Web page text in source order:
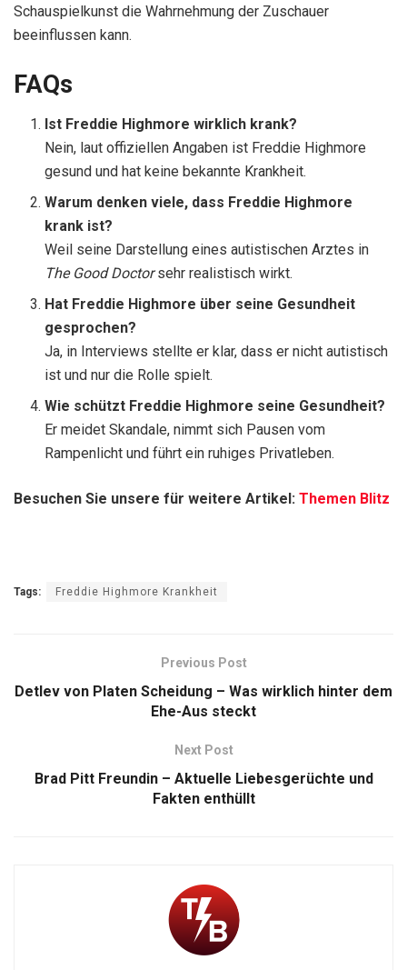
Schauspielkunst die Wahrnehmung der Zuschauer
beeinflussen kann.
FAQs
Ist Freddie Highmore wirklich krank?
Nein, laut offiziellen Angaben ist Freddie Highmore
gesund und hat keine bekannte Krankheit.
Warum denken viele, dass Freddie Highmore
krank ist?
Weil seine Darstellung eines autistischen Arztes in
The Good Doctorsehr realistisch wirkt.
Hat Freddie Highmore über seine Gesundheit
gesprochen?
Ja, in Interviews stellte er klar, dass er nicht autistisch
ist und nur die Rolle spielt.
Wie schützt Freddie Highmore seine Gesundheit?
Er meidet Skandale, nimmt sich Pausen vom
Rampenlicht und führt ein ruhiges Privatleben.
Besuchen Sie unsere für weitere Artikel: Themen Blitz
Tags: Freddie Highmore Krankheit
Previous Post
Detlev von Platen Scheidung – Was wirklich hinter dem
Ehe-Aus steckt
Next Post
Brad Pitt Freundin – Aktuelle Liebesgerüchte und
Fakten enthüllt